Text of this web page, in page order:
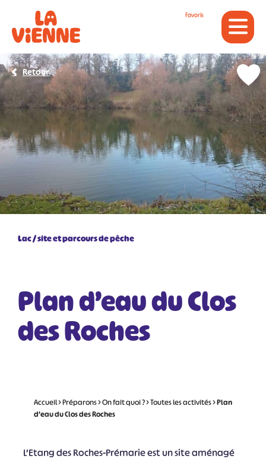
Favoris
Lac / site et parcours de pêche
Plan d’eau du Clos
des Roches
Retour
Accueil>Préparons>On fait quoi ?>Toutes les activités>Plan
d’eau du Clos des Roches
L’Etang des Roches-Prémarie est un site aménagé